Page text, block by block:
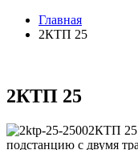
Главная
2КТП 25
2КТП 25
2КТП 25
подстанцию с двумя